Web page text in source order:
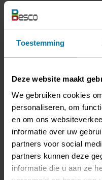
Toestemming
Deze website maakt
We gebruiken cookies
personaliseren, om
en om ons
informatie over uw
partners voor social
partners kunnen deze
informatie die u aan ze
Jouw rol
Je bouwt een
helpt processen te
van onze oplossingen op
Je communiceert intern
Administratief handel je
Jouw profiel
Je bezit minstens een
ervaring.
Je hebt affiniteit met de